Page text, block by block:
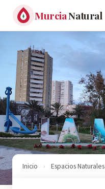
MurciaNatural
Inicio › Espacios Naturales